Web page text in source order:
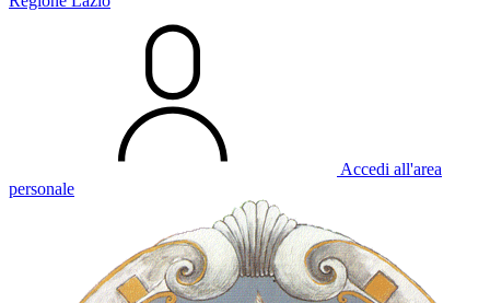
Accedi all'area
personale